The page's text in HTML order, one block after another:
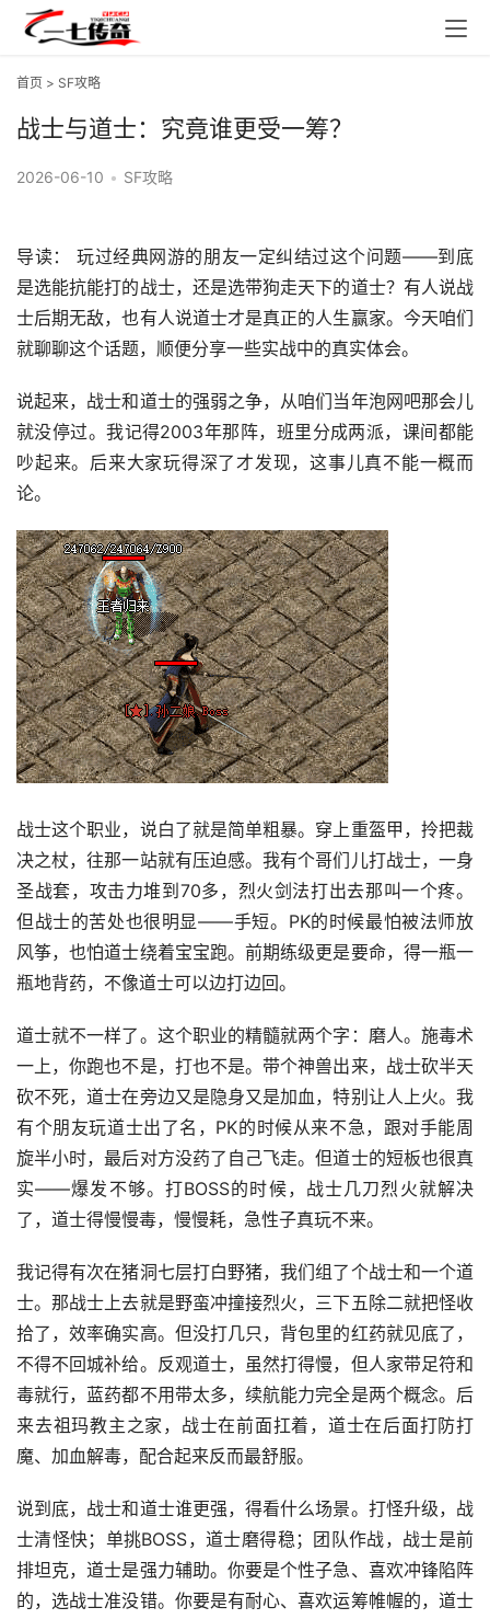
首页 > SF攻略
战士与道士：究竟谁更受一筹？
2026-06-10 • SF攻略
导读： 玩过经典网游的朋友一定纠结过这个问题——到底
是选能抗能打的战士，还是选带狗走天下的道士？有人说战
士后期无敌，也有人说道士才是真正的人生赢家。今天咱们
就聊聊这个话题，顺便分享一些实战中的真实体会。
说起来，战士和道士的强弱之争，从咱们当年泡网吧那会儿
就没停过。我记得2003年那阵，班里分成两派，课间都能
吵起来。后来大家玩得深了才发现，这事儿真不能一概而
论。
战士这个职业，说白了就是简单粗暴。穿上重盔甲，拎把裁
决之杖，往那一站就有压迫感。我有个哥们儿打战士，一身
圣战套，攻击力堆到70多，烈火剑法打出去那叫一个疼。
但战士的苦处也很明显——手短。PK的时候最怕被法师放
风筝，也怕道士绕着宝宝跑。前期练级更是要命，得一瓶一
瓶地背药，不像道士可以边打边回。
道士就不一样了。这个职业的精髓就两个字：磨人。施毒术
一上，你跑也不是，打也不是。带个神兽出来，战士砍半天
砍不死，道士在旁边又是隐身又是加血，特别让人上火。我
有个朋友玩道士出了名，PK的时候从来不急，跟对手能周
旋半小时，最后对方没药了自己飞走。但道士的短板也很真
实——爆发不够。打BOSS的时候，战士几刀烈火就解决
了，道士得慢慢毒，慢慢耗，急性子真玩不来。
我记得有次在猪洞七层打白野猪，我们组了个战士和一个道
士。那战士上去就是野蛮冲撞接烈火，三下五除二就把怪收
拾了，效率确实高。但没打几只，背包里的红药就见底了，
不得不回城补给。反观道士，虽然打得慢，但人家带足符和
毒就行，蓝药都不用带太多，续航能力完全是两个概念。后
来去祖玛教主之家，战士在前面扛着，道士在后面打防打
魔、加血解毒，配合起来反而最舒服。
说到底，战士和道士谁更强，得看什么场景。打怪升级，战
士清怪快；单挑BOSS，道士磨得稳；团队作战，战士是前
排坦克，道士是强力辅助。你要是个性子急、喜欢冲锋陷阵
的，选战士准没错。你要是有耐心、喜欢运筹帷幄的，道士